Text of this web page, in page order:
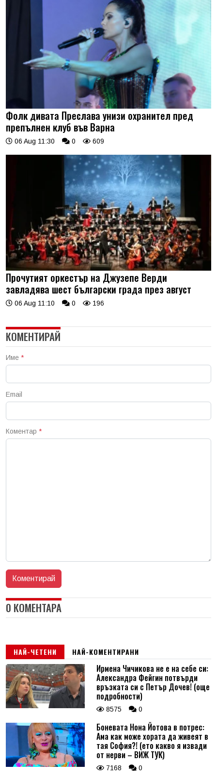
Фолк дивата Преслава унизи охранител пред
препълнен клуб във Варна
06 Aug 11:30 0 609
Прочутият оркестър на Джузепе Верди
завладява шест български града през август
06 Aug 11:10 0 196
КОМЕНТИРАЙ
Име *
Email
Коментар *
0 КОМЕНТАРА
НАЙ-ЧЕТЕНИ НАЙ-КОМЕНТИРАНИ
Ирмена Чичикова не е на себе си:
Александра Фейгин потвърди
връзката си с Петър Дочев! (още
подробности)
8575 0
Боневата Нона Йотова в потрес:
Ама как може хората да живеят в
тая София?! (ето какво я извади
от нерви – ВИЖ ТУК)
7168 0